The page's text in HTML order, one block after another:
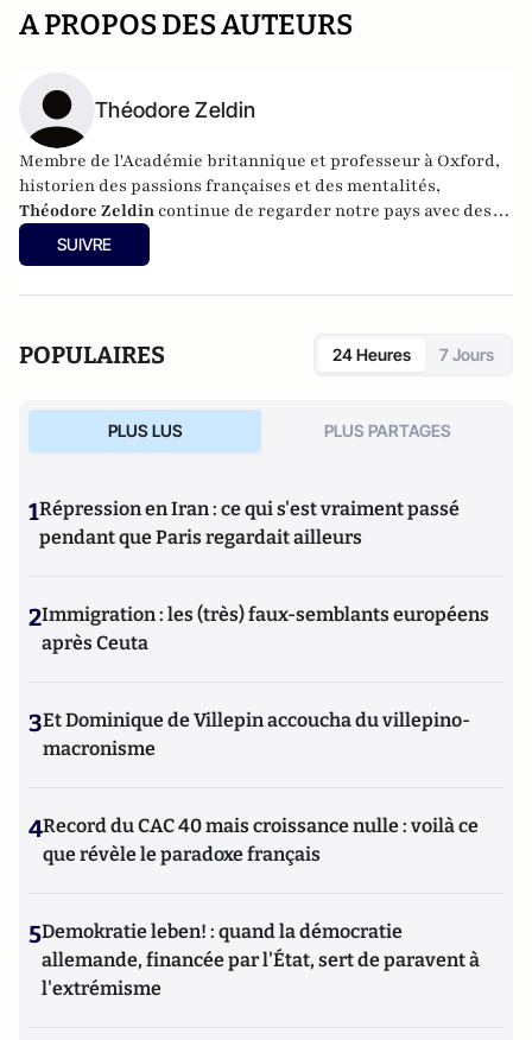
A PROPOS DES AUTEURS
Théodore Zeldin
Membre de l'Académie britannique et professeur à Oxford,
historien des passions françaises et des mentalités,
Théodore Zeldin continue de regarder notre pays avec des
yeux de Chimère amoureux de la France et de sa culture du
débat. Son dernier livre Les plaisirs cachés de la vie a été
SUIVRE
POPULAIRES 24 Heures 7 Jours
PLUS LUS PLUS PARTAGES
1Répression en Iran : ce qui s'est vraiment passé
pendant que Paris regardait ailleurs
2Immigration : les (très) faux-semblants européens
après Ceuta
3Et Dominique de Villepin accoucha du villepino-
macronisme
4Record du CAC 40 mais croissance nulle : voilà ce
que révèle le paradoxe français
5Demokratie leben! : quand la démocratie
allemande, financée par l'État, sert de paravent à
l'extrémisme